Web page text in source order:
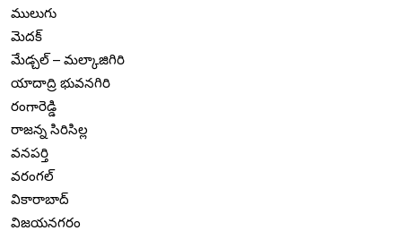
ములుగు
మెదక్
మేడ్చల్ – మల్కాజిగిరి
యాదాద్రి భువనగిరి
రంగారెడ్డి
రాజన్న సిరిసిల్ల
వనపర్తి
వరంగల్
వికారాబాద్
విజయనగరం